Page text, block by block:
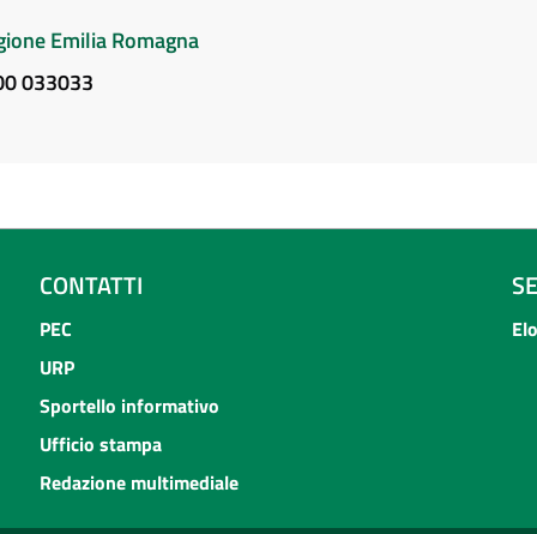
Emilia Romagna
033033
CONTATTI
PEC
URP
Sportello informativo
Ufficio stampa
Redazione multimediale